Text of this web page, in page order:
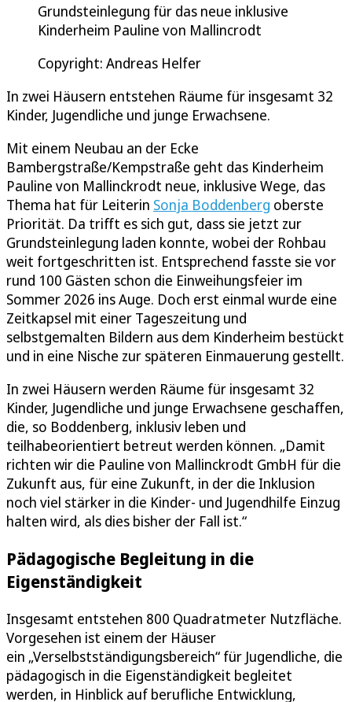
Grundsteinlegung für das neue inklusive
Kinderheim Pauline von Mallincrodt
Copyright: Andreas Helfer
In zwei Häusern entstehen Räume für insgesamt 32
Kinder, Jugendliche und junge Erwachsene.
Mit einem Neubau an der Ecke
Bambergstraße/Kempstraße geht das Kinderheim
Pauline von Mallinckrodt neue, inklusive Wege, das
Thema hat für Leiterin Sonja Boddenberg oberste
Priorität. Da trifft es sich gut, dass sie jetzt zur
Grundsteinlegung laden konnte, wobei der Rohbau
weit fortgeschritten ist. Entsprechend fasste sie vor
rund 100 Gästen schon die Einweihungsfeier im
Sommer 2026 ins Auge. Doch erst einmal wurde eine
Zeitkapsel mit einer Tageszeitung und
selbstgemalten Bildern aus dem Kinderheim bestückt
und in eine Nische zur späteren Einmauerung gestellt.
In zwei Häusern werden Räume für insgesamt 32
Kinder, Jugendliche und junge Erwachsene geschaffen,
die, so Boddenberg, inklusiv leben und
teilhabeorientiert betreut werden können. „Damit
richten wir die Pauline von Mallinckrodt GmbH für die
Zukunft aus, für eine Zukunft, in der die Inklusion
noch viel stärker in die Kinder- und Jugendhilfe Einzug
halten wird, als dies bisher der Fall ist.“
Pädagogische Begleitung in die
Eigenständigkeit
Insgesamt entstehen 800 Quadratmeter Nutzfläche.
Vorgesehen ist einem der Häuser
ein „Verselbstständigungsbereich“ für Jugendliche, die
pädagogisch in die Eigenständigkeit begleitet
werden, in Hinblick auf berufliche Entwicklung,